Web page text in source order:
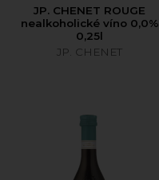
JP. CHENET ROUGE
nealkoholické víno 0,0%
0,25l
JP. CHENET